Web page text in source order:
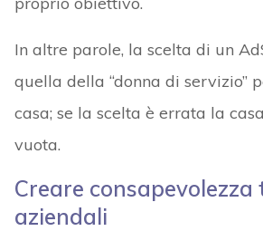
In altre parole, la scelta di un
quella della “donna di servizio”
casa; se la scelta è errata la
vuota.
Creare
aziendali